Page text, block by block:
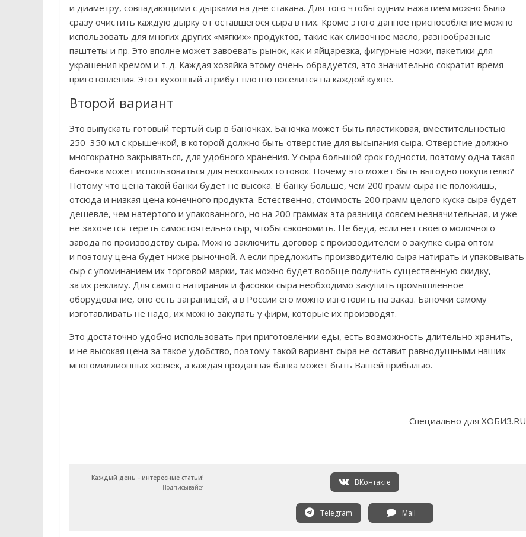
и диаметру, совпадающими с дырками на дне стакана. Для того чтобы одним нажатием можно было
сразу очистить каждую дырку от оставшегося сыра в них. Кроме этого данное приспособление можно
использовать для многих других «мягких» продуктов, такие как сливочное масло, разнообразные
паштеты и пр. Это вполне может завоевать рынок, как и яйцарезка, фигурные ножи, пакетики для
украшения кремом и т. д. Каждая хозяйка этому очень обрадуется, это значительно сократит время
приготовления. Этот кухонный атрибут плотно поселится на каждой кухне.
Второй вариант
Это выпускать готовый тертый сыр в баночках. Баночка может быть пластиковая, вместительностью
250–350 мл с крышечкой, в которой должно быть отверстие для высыпания сыра. Отверстие должно
многократно закрываться, для удобного хранения. У сыра большой срок годности, поэтому одна такая
баночка может использоваться для нескольких готовок. Почему это может быть выгодно покупателю?
Потому что цена такой банки будет не высока. В банку больше, чем 200 грамм сыра не положишь,
отсюда и низкая цена конечного продукта. Естественно, стоимость 200 грамм целого куска сыра будет
дешевле, чем натертого и упакованного, но на 200 граммах эта разница совсем незначительная, и уже
не захочется тереть самостоятельно сыр, чтобы сэкономить. Не беда, если нет своего молочного
завода по производству сыра. Можно заключить договор с производителем о закупке сыра оптом
и поэтому цена будет ниже рыночной. А если предложить производителю сыра натирать и упаковывать
сыр с упоминанием их торговой марки, так можно будет вообще получить существенную скидку,
за их рекламу. Для самого натирания и фасовки сыра необходимо закупить промышленное
оборудование, оно есть заграницей, а в России его можно изготовить на заказ. Баночки самому
изготавливать не надо, их можно закупать у фирм, которые их производят.
Это достаточно удобно использовать при приготовлении еды, есть возможность длительно хранить,
и не высокая цена за такое удобство, поэтому такой вариант сыра не оставит равнодушными наших
многомиллионных хозяек, а каждая проданная банка может быть Вашей прибылью.
Специально для ХОБИЗ.RU
Каждый день - интересные статьи!
Подписывайся
ВКонтакте
Telegram Mail